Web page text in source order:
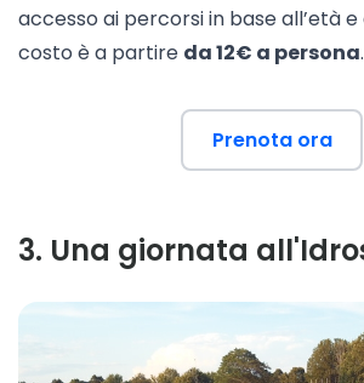
accesso ai percorsi in base all’età e
costo è a partire da 12€ a persona.
Prenota ora
3. Una giornata